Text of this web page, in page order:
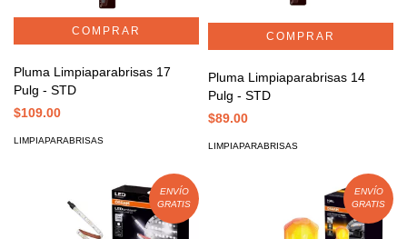
Pluma Limpiaparabrisas 17
Pulg - STD
$109.00
LIMPIAPARABRISAS
Pluma Limpiaparabrisas 14
Pulg - STD
$89.00
LIMPIAPARABRISAS
ENVÍO
GRATIS
ENVÍO
GRATIS